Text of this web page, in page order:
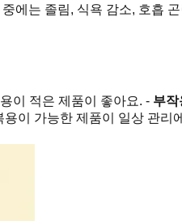
에는 졸림, 식욕 감소, 호흡
이 적은 제품이 좋아요. - 부작
용이 가능한 제품이 일상 관리